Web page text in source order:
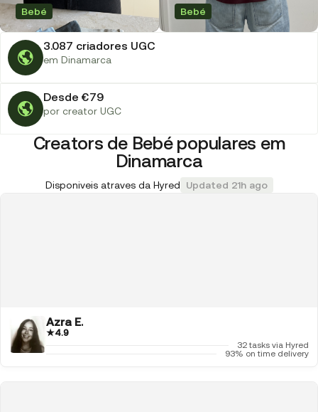
3.087 criadores UGC
em Dinamarca
Bebé Bebé
Desde €79
por creator UGC
Creators de Bebé populares em
Dinamarca
Disponiveis atraves da Hyred Updated 21h ago
Azra E.
★4.9
32 tasks via Hyred
93% on time delivery